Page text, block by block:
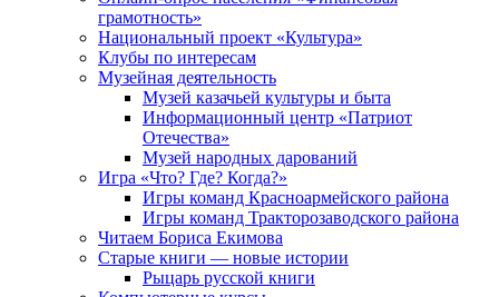
грамотность»
Национальный проект «Культура»
Клубы по интересам
Музейная деятельность
Музей казачьей культуры и быта
Информационный центр «Патриот
Отечества»
Музей народных дарований
Игра «Что? Где? Когда?»
Игры команд Красноармейского района
Игры команд Тракторозаводского района
Читаем Бориса Екимова
Старые книги — новые истории
Рыцарь русской книги